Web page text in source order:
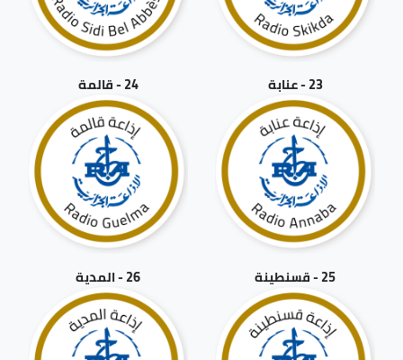
23 - عنابة 24 - قالمة
25 - قسنطينة 26 - المدية